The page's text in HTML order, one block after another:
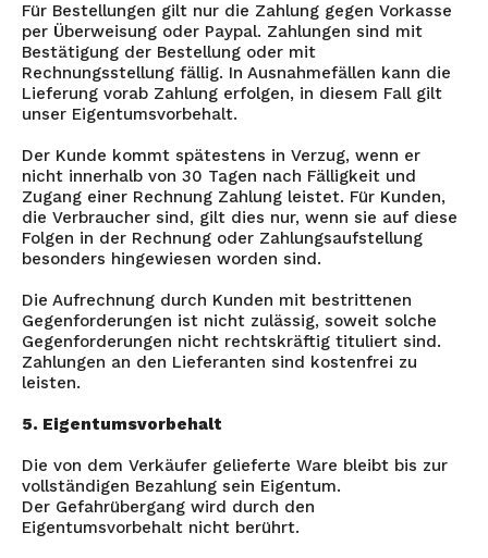
Für Bestellungen gilt nur die Zahlung gegen Vorkasse
per Überweisung oder Paypal. Zahlungen sind mit
Bestätigung der Bestellung oder mit
Rechnungsstellung fällig. In Ausnahmefällen kann die
Lieferung vorab Zahlung erfolgen, in diesem Fall gilt
unser Eigentumsvorbehalt.
Der Kunde kommt spätestens in Verzug, wenn er
nicht innerhalb von 30 Tagen nach Fälligkeit und
Zugang einer Rechnung Zahlung leistet. Für Kunden,
die Verbraucher sind, gilt dies nur, wenn sie auf diese
Folgen in der Rechnung oder Zahlungsaufstellung
besonders hingewiesen worden sind.
Die Aufrechnung durch Kunden mit bestrittenen
Gegenforderungen ist nicht zulässig, soweit solche
Gegenforderungen nicht rechtskräftig tituliert sind.
Zahlungen an den Lieferanten sind kostenfrei zu
leisten.
5. Eigentumsvorbehalt
Die von dem Verkäufer gelieferte Ware bleibt bis zur
vollständigen Bezahlung sein Eigentum.
Der Gefahrübergang wird durch den
Eigentumsvorbehalt nicht berührt.